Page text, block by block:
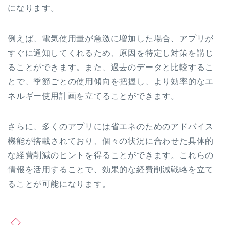
になります。
例えば、電気使用量が急激に増加した場合、アプリが
すぐに通知してくれるため、原因を特定し対策を講じ
ることができます。また、過去のデータと比較するこ
とで、季節ごとの使用傾向を把握し、より効率的なエ
ネルギー使用計画を立てることができます。
さらに、多くのアプリには省エネのためのアドバイス
機能が搭載されており、個々の状況に合わせた具体的
な経費削減のヒントを得ることができます。これらの
情報を活用することで、効果的な経費削減戦略を立て
ることが可能になります。